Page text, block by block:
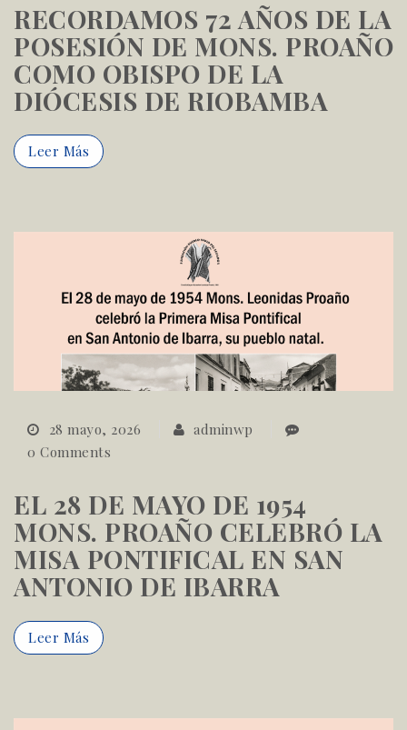
RECORDAMOS 72 AÑOS DE LA
POSESIÓN DE MONS. PROAÑO
COMO OBISPO DE LA
DIÓCESIS DE RIOBAMBA
Leer Más
28 mayo, 2026
adminwp
0 Comments
EL 28 DE MAYO DE 1954
MONS. PROAÑO CELEBRÓ LA
MISA PONTIFICAL EN SAN
ANTONIO DE IBARRA
Leer Más